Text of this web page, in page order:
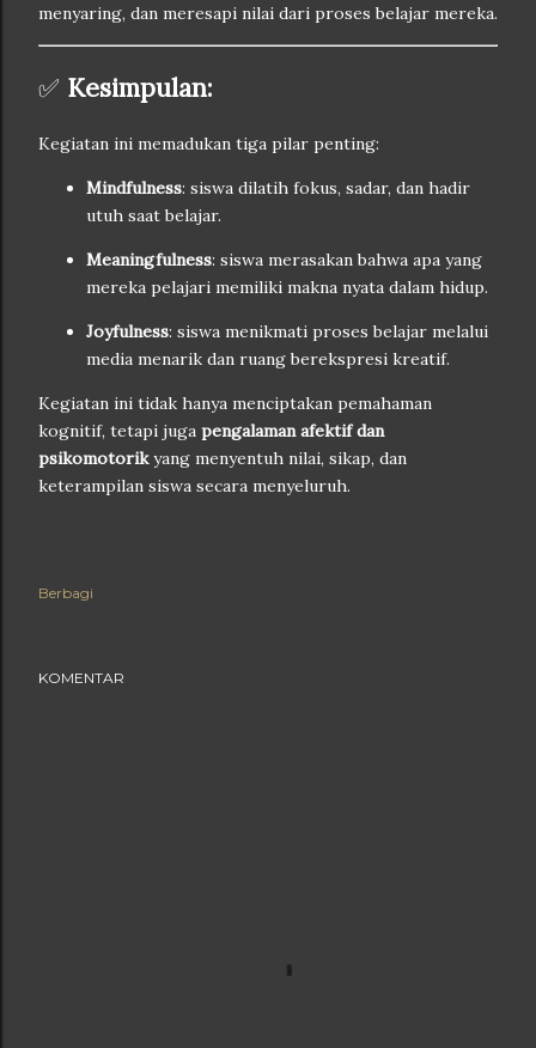
menyaring, dan meresapi nilai dari proses belajar mereka.
✅ Kesimpulan:
Kegiatan ini memadukan tiga pilar penting:
Mindfulness: siswa dilatih fokus, sadar, dan hadir
utuh saat belajar.
Meaningfulness: siswa merasakan bahwa apa yang
mereka pelajari memiliki makna nyata dalam hidup.
Joyfulness: siswa menikmati proses belajar melalui
media menarik dan ruang berekspresi kreatif.
Kegiatan ini tidak hanya menciptakan pemahaman
kognitif, tetapi juga pengalaman afektif dan
psikomotorikyang menyentuh nilai, sikap, dan
keterampilan siswa secara menyeluruh.
Berbagi
KOMENTAR